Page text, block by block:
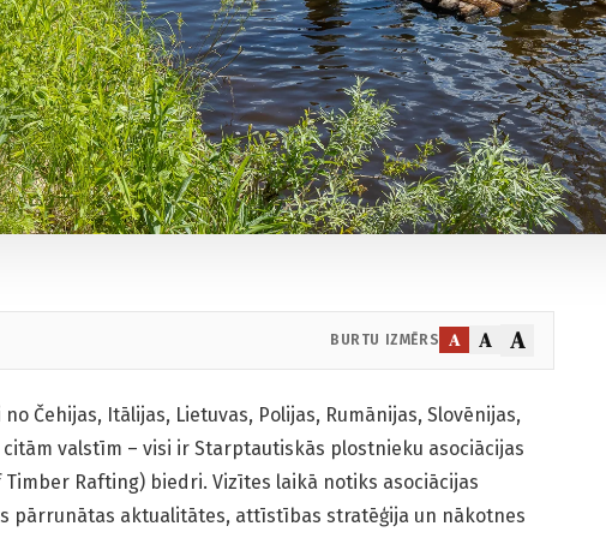
BURTU IZMĒRS A A A
Čehijas, Itālijas, Lietuvas, Polijas, Rumānijas, Slovēnijas,
citām valstīm – visi ir Starptautiskās plostnieku asociācijas
Rafting) biedri. Vizītes laikā notiks asociācijas
pārrunātas aktualitātes, attīstības stratēģija un nākotnes